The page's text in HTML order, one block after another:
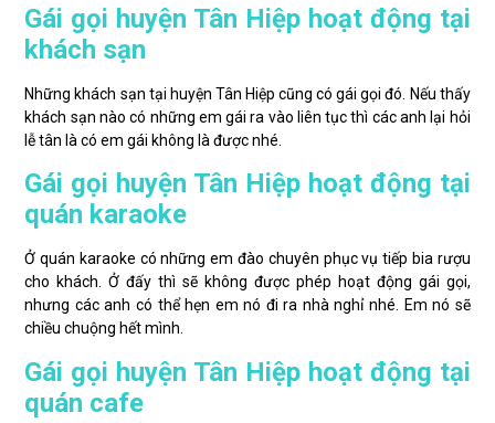
Gái gọi huyện Tân Hiệp hoạt động tại
khách sạn
Những khách sạn tại huyện Tân Hiệp cũng có gái gọi đó. Nếu thấy
khách sạn nào có những em gái ra vào liên tục thì các anh lại hỏi
lễ tân là có em gái không là được nhé.
Gái gọi huyện Tân Hiệp hoạt động tại
quán karaoke
Ở quán karaoke có những em đào chuyên phục vụ tiếp bia rượu
cho khách. Ở đấy thì sẽ không được phép hoạt động gái gọi,
nhưng các anh có thể hẹn em nó đi ra nhà nghỉ nhé. Em nó sẽ
chiều chuộng hết mình.
Gái gọi huyện Tân Hiệp hoạt động tại
quán cafe